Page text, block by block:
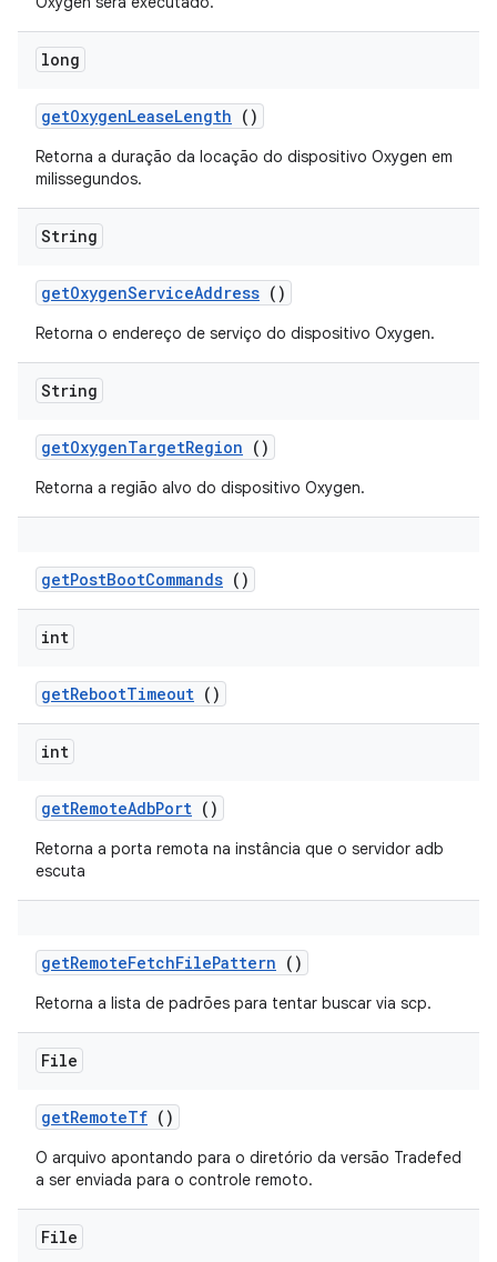
long
getOxygenLeaseLength ()
Retorna a duração da locação do dispositivo Oxygen em
milissegundos.
String
getOxygenServiceAddress ()
Retorna o endereço de serviço do dispositivo Oxygen.
String
getOxygenTargetRegion ()
Retorna a região alvo do dispositivo Oxygen.
getPostBootCommands ()
int
getRebootTimeout ()
int
getRemoteAdbPort ()
Retorna a porta remota na instância que o servidor adb
escuta
getRemoteFetchFilePattern ()
Retorna a lista de padrões para tentar buscar via scp.
File
getRemoteTf ()
O arquivo apontando para o diretório da versão Tradefed
a ser enviada para o controle remoto.
File